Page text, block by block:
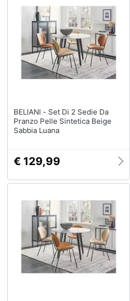
BELIANI - Set Di 2 Sedie Da
Pranzo Pelle Sintetica Beige
Sabbia Luana
€ 129,99